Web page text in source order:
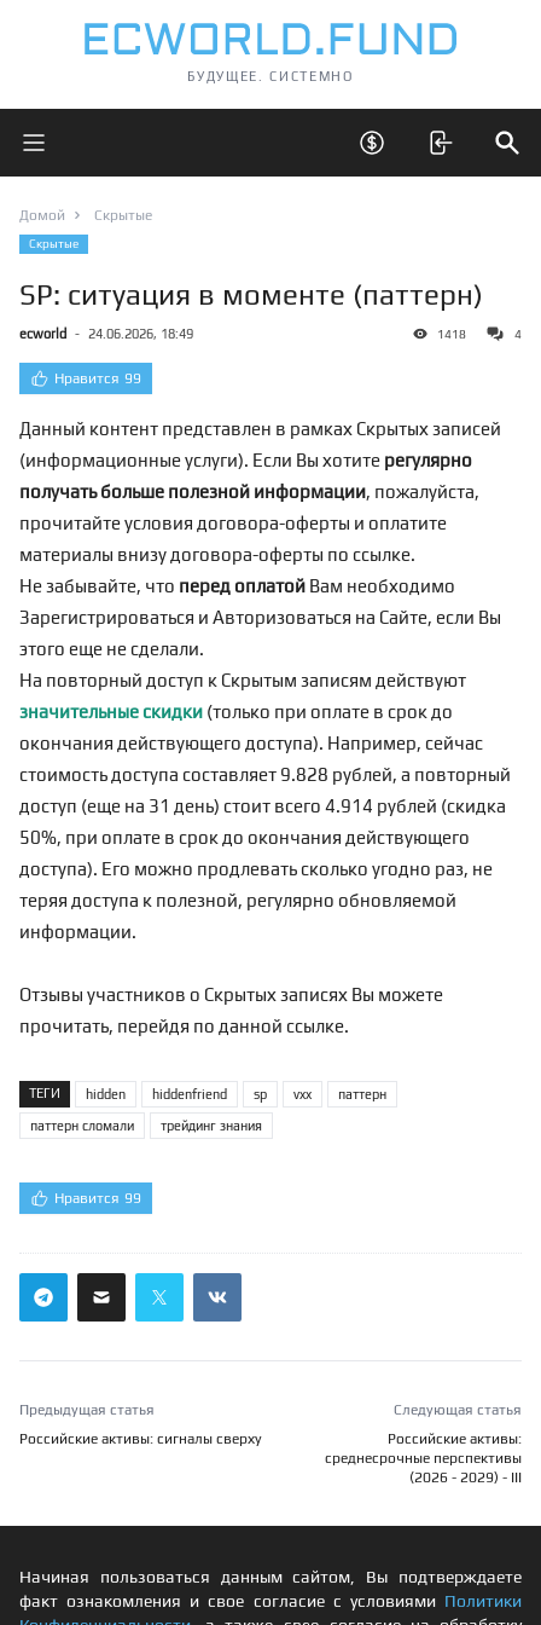
БУДУЩЕЕ. СИСТЕМНО
Открыть главное меню Открыть скрытые
Домой Скрытые
Скрытые
SP: ситуация в моменте (паттерн)
ecworld - 24.06.2026, 18:49 1418 4
Нравится 99
Данный контент представлен в рамках Скрытых записей
(информационные услуги). Если Вы хотите регулярно
получать больше полезной информации, пожалуйста,
прочитайте условия договора-оферты и оплатите
материалы внизу договора-оферты по ссылке.
Не забывайте, что перед оплатой Вам необходимо
Зарегистрироваться и Авторизоваться на Сайте, если Вы
этого еще не сделали.
На повторный доступ к Скрытым записям действуют
значительные скидки (только при оплате в срок до
окончания действующего доступа). Например, сейчас
стоимость доступа составляет 9.828 рублей, а повторный
доступ (еще на 31 день) стоит всего 4.914 рублей (скидка
50%, при оплате в срок до окончания действующего
доступа). Его можно продлевать сколько угодно раз, не
теряя доступа к полезной, регулярно обновляемой
информации.
Отзывы участников о Скрытых записях Вы можете
прочитать, перейдя по данной ссылке.
ТЕГИ hidden hiddenfriend sp vxx паттерн
паттерн сломали трейдинг знания
Нравится 99
Предыдущая статья
Российские активы: сигналы сверху
Следующая статья
Российские активы:
среднесрочные перспективы
(2026 - 2029) - III
Начиная пользоваться данным сайтом, Вы подтверждаете
факт ознакомления и свое согласие с условиями Политики